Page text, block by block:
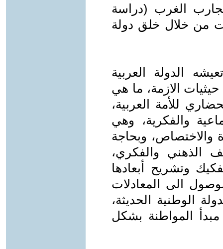
الغرب (دراسة
من خلال خلق دولة
الدولة العربية
الازمة، ما هي
للأمة العربية،
والفكرية، وهي
والاختصاص، وبحاجة
الذهني والفكري،
وتشريح أبعادها
الى المعادلات
الوطنية الحديثة،
المواطنة بشكل